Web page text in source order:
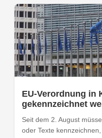
EU-Verordnung in
gekennzeichnet
Seit dem 2. August
oder Texte